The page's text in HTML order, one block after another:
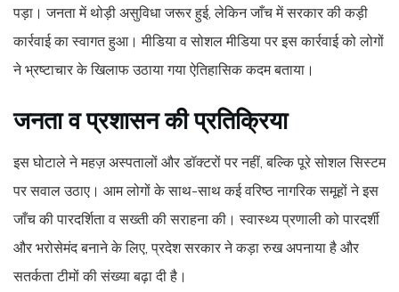
पड़ा। जनता में थोड़ी असुविधा जरूर हुई, लेकिन जाँच में सरकार की कड़ी
कार्रवाई का स्वागत हुआ। मीडिया व सोशल मीडिया पर इस कार्रवाई को लोगों
ने भ्रष्टाचार के खिलाफ उठाया गया ऐतिहासिक कदम बताया।
जनता व प्रशासन की प्रतिक्रिया
इस घोटाले ने महज़ अस्पतालों और डॉक्टरों पर नहीं, बल्कि पूरे सोशल सिस्टम
पर सवाल उठाए। आम लोगों के साथ-साथ कई वरिष्ठ नागरिक समूहों ने इस
जाँच की पारदर्शिता व सख्ती की सराहना की। स्वास्थ्य प्रणाली को पारदर्शी
और भरोसेमंद बनाने के लिए, प्रदेश सरकार ने कड़ा रुख अपनाया है और
सतर्कता टीमों की संख्या बढ़ा दी है।